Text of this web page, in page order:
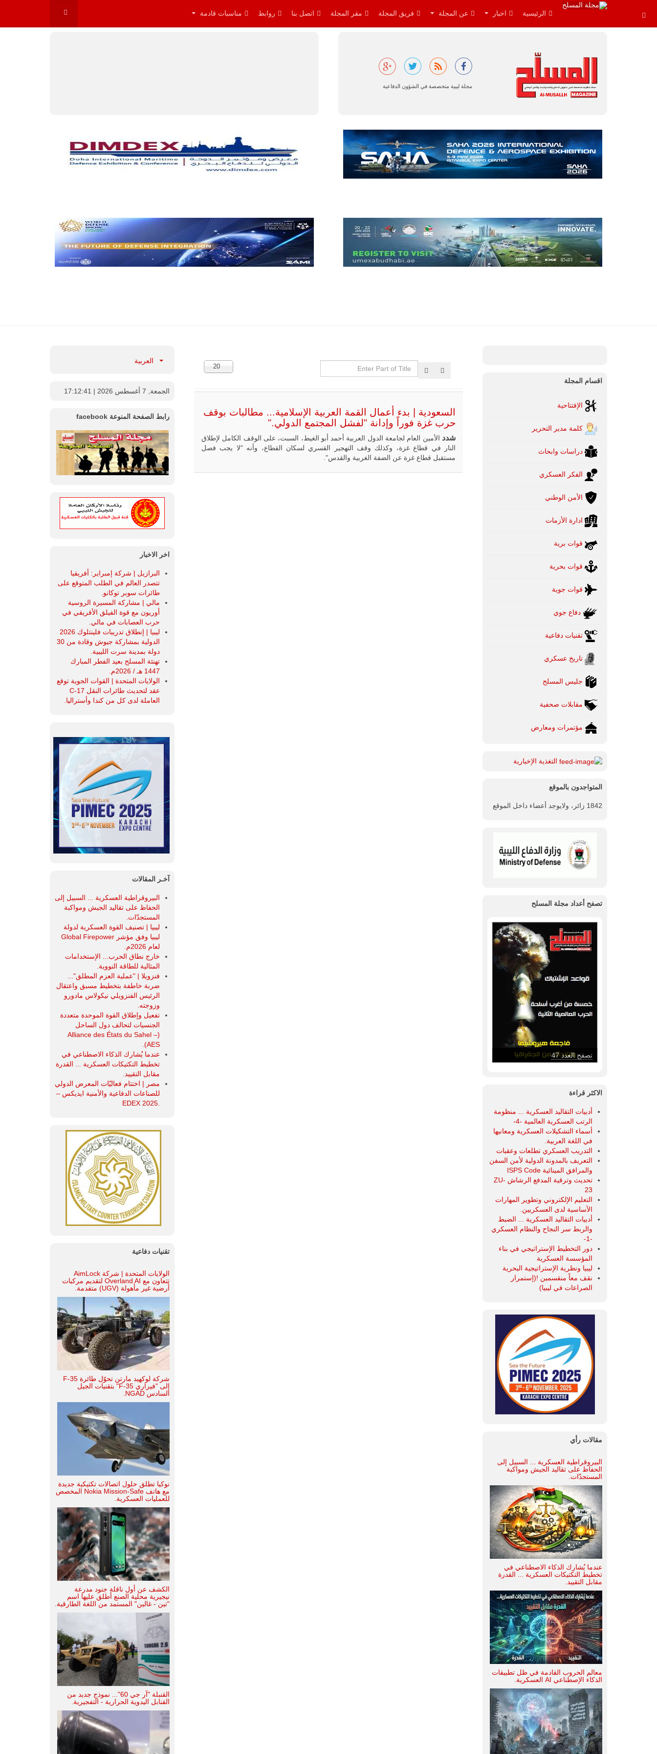
الرئيسية اخبار عن المجلة فريق المجلة مقر المجلة اتصل بنا روابط مناسبات قادمة
مجلة ليبية متخصصة في الشؤون الدفاعية
سوبر توكانو"
خلال العشرين
قوة الفيلق
الأفريقي في
حرب
العصابات في
مع تصاعد حدة
Enter
Part
Title
الإظهارات:
20
السعودية | بدء أعمال القمة العربية الإسلامية... مطالبات بوقف
حرب غزة فوراً وإدانة "لفشل المجتمع الدولي."
شدد الأمين العام لجامعة الدول العربية أحمد أبو الغيط، السبت، على الوقف الكامل لإطلاق
النار في قطاع غزة، وكذلك وقف التهجير القسري لسكان القطاع، وأنه "لا يجب فصل
مستقبل قطاع غزة عن الضفة الغربية والقدس".
اقسام المجلة
الإفتتاحية
كلمة مدير التحرير
دراسات وابحاث
الفكر العسكري
الأمن الوطني
ادارة الأزمات
قوات برية
قوات بحرية
قوات جوية
دفاع جوي
تقنيات دفاعية
تاريخ عسكري
جليس المسلح
مقابلات صحفية
مؤتمرات ومعارض
التغذية الإخبارية
المتواجدون بالموقع
1842 زائر، ولايوجد أعضاء داخل الموقع
تصفح أعداد مجلة المسلح
تصفح العدد 46
الاكثر قراءة
أدبيات التقاليد العسكرية ... منظومة
الرتب العسكرية العالمية -4-
أسماء التشكيلات العسكرية ومعانيها
في اللغة العربية.
التدريب العسكري تطلعات وعقبات
التعريف بالمدونة الدولية لأمن السفن
والمرافق المينائية ISPS Code
تحديث وترقية المدفع الرشاش ZU-
23
التعليم الإلكتروني وتطوير المهارات
الأساسية لدى العسكريين.
أدبيات التقاليد العسكرية ... الضبط
والربط سر النجاح والنظام العسكري
-1-
دور التخطيط الإستراتيجي في بناء
المؤسسة العسكرية
ليبيا ونظرية الإستراتيجية البحرية
نقف معاً منقسمين !(إستمرار
الصراعات في ليبيا)
مقالات رأي
البيروقراطية العسكرية ... السبيل إلى
الحفاظ على تقاليد الجيش ومواكبة
المستجدّات.
عندما يُشارك الذكاء الاصطناعي في
تخطيط التكتيكات العسكرية ... القدرة
مقابل التقييد.
معالم الحروب القادمة في ظل تطبيقات
الذكاء الإصطناعي AI العسكرية.
العربية
الجمعة, 7 أغسطس 2026 | 17:12:42
رابط الصفحة المنوعة facebook
اخر الاخبار
البرازيل | شركة إمبراير: أفريقيا
تتصدر العالم في الطلب المتوقع على
طائرات سوبر توكانو.
مالي | مشاركة المسيرة الروسية
أوريون مع قوة الفيلق الأفريقي في
حرب العصابات في مالي.
ليبيا | إنطلاق تدريبات فلينتلوك 2026
الدولية بمشاركة جيوش وقادة من 30
دولة بمدينة سرت الليبية.
تهنئة المسلح بعيد الفطر المبارك
1447 هـ / 2026م.
الولايات المتحدة | القوات الجوية توقع
عقد لتحديث طائرات النقل C-17
العاملة لدى كل من كندا وأستراليا.
آخـر المقالات
البيروقراطية العسكرية ... السبيل إلى
الحفاظ على تقاليد الجيش ومواكبة
المستجدّات.
ليبيا | تصنيف القوة العسكرية لدولة
ليبيا وفق مؤشر Global Firepower
لعام 2026م.
خارج نطاق الحرب... الإستخدامات
المثالية للطاقة النووية.
فنزويلا | "عملية العزم المطلق"...
ضربة خاطفة بتخطيط مسبق واعتقال
الرئيس الفنزويلي نيكولاس مادورو
وزوجته.
تفعيل وإطلاق القوة الموحدة متعددة
الجنسيات لتحالف دول الساحل
(Alliance des États du Sahel –
AES).
عندما يُشارك الذكاء الاصطناعي في
تخطيط التكتيكات العسكرية ... القدرة
مقابل التقييد.
مصر | اختتام فعاليّات المعرض الدولي
للصناعات الدفاعية والأمنية ايديكس ‒
تقنيات دفاعية
الولايات المتحدة | شركة AimLock
تتعاون مع Overland AI لتقديم مركبات
أرضية غير مأهولة (UGV) متقدمة.
شركة لوكهيد مارتن تحوّل طائرة F-35
إلى "فيراري F-35" بتقنيات الجيل
السادس NGAD.
نوكيا تطلق حلول اتصالات تكتيكية جديدة
مع هاتف Nokia Mission-Safe المخصص
للعمليات العسكرية.
الكشف عن أول ناقلة جنود مدرعة
نيجيرية محلية الصنع أطلق عليها اسم
"تين - غالين" المستمد من اللغة الطارقية.
القنبلة "آر جي 60"... نموذج جديد من
القنابل اليدوية الحرارية - التفجيرية.